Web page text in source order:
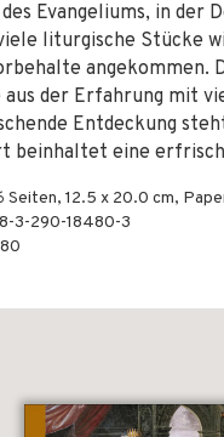
Evangeliums, in der
liturgische Stücke
angekommen.
aus der Erfahrung mit
Entdeckung
beinhaltet eine
Seiten, 12.5 x 20.0 cm,
3-290-18480-3